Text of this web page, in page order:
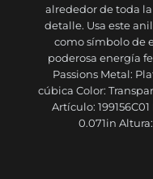
alrededor de toda
detalle. Usa este
como símbolo de
poderosa energía
Passions Metal:
cúbica Color:
Artículo:
0.071in